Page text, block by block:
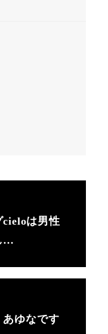
cieloは男性
…
ゆなです️